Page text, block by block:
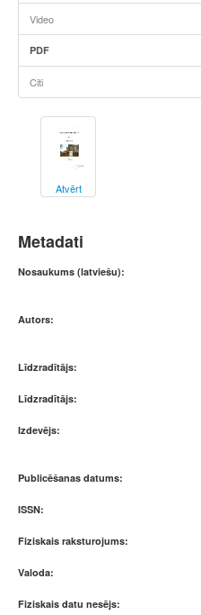
Video
PDF
Citi
Atvērt
Metadati
Nosaukums (latviešu):
Autors:
Līdzradītājs:
Līdzradītājs:
Izdevējs:
Publicēšanas datums:
ISSN:
Fiziskais raksturojums:
Valoda:
Fiziskais datu nesējs: